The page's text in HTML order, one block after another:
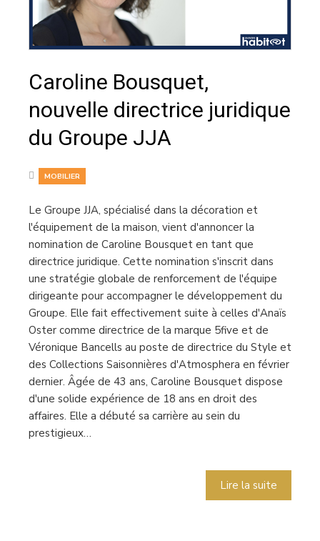
Caroline Bousquet,
nouvelle directrice juridique
du Groupe JJA
MOBILIER
Le Groupe JJA, spécialisé dans la décoration et
l'équipement de la maison, vient d'annoncer la
nomination de Caroline Bousquet en tant que
directrice juridique. Cette nomination s'inscrit dans
une stratégie globale de renforcement de l'équipe
dirigeante pour accompagner le développement du
Groupe. Elle fait effectivement suite à celles d'Anaïs
Oster comme directrice de la marque 5five et de
Véronique Bancells au poste de directrice du Style et
des Collections Saisonnières d'Atmosphera en février
dernier. Âgée de 43 ans, Caroline Bousquet dispose
d'une solide expérience de 18 ans en droit des
affaires. Elle a débuté sa carrière au sein du
prestigieux…
Lire la suite